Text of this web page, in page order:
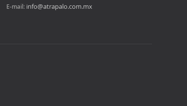
E-mail: info@atrapalo.com.mx